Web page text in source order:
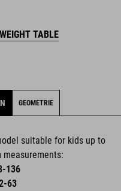
TABLE
GEOMETRIE
suitable for kids up to
136
63